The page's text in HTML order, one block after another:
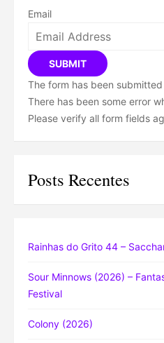
Email
SUBMIT
The form has been
There has been some error
Please verify all form fields
Posts Recentes
Rainhas do Grito 44 –
Sour Minnows (2026) –
Festival
Colony (2026)